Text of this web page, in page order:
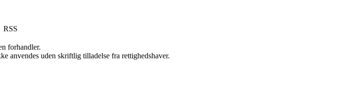
RSS
forhandler.
anvendes uden skriftlig tilladelse fra rettighedshaver.